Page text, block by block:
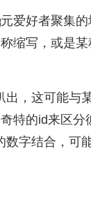
爱好者聚集
缩写，或是某
，这可能与
的id来区分
数字结合，